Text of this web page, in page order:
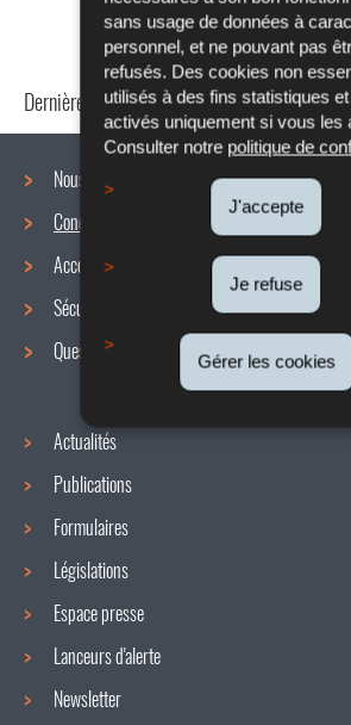
sans usage de données à
personnel, et ne pouvant pas
refusés. Des cookies non
utilisés à des fins statistiques
activés uniquement si vous les
Consulter notre politique de
J'accepte
Je refuse
Gérer les cookies
Dernière mise à jour24/04/2024
Menu
de
navigation
Nous connaître
Conditions de travail
Accords collectifs
Sécurité / Santé au travail
Questions / réponses
Actualités
Publications
Formulaires
Législations
Espace presse
Lanceurs d'alerte
Newsletter